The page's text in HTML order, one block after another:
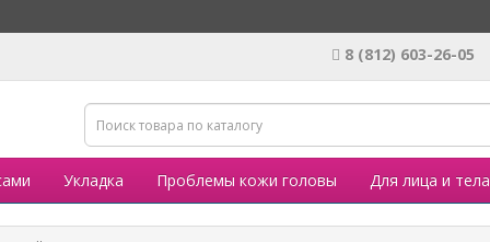
8 (812) 603-26-05
Укладка Проблемы кожи головы Для лица и тела